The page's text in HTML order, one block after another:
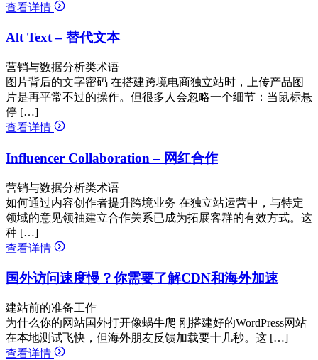
查看详情
Alt Text – 替代文本
营销与数据分析类术语
图片背后的文字密码 在搭建跨境电商独立站时，上传产品图
片是再平常不过的操作。但很多人会忽略一个细节：当鼠标悬
停 […]
查看详情
Influencer Collaboration – 网红合作
营销与数据分析类术语
如何通过内容创作者提升跨境业务 在独立站运营中，与特定
领域的意见领袖建立合作关系已成为拓展客群的有效方式。这
种 […]
查看详情
国外访问速度慢？你需要了解CDN和海外加速
建站前的准备工作
为什么你的网站国外打开像蜗牛爬 刚搭建好的WordPress网站
在本地测试飞快，但海外朋友反馈加载要十几秒。这 […]
查看详情